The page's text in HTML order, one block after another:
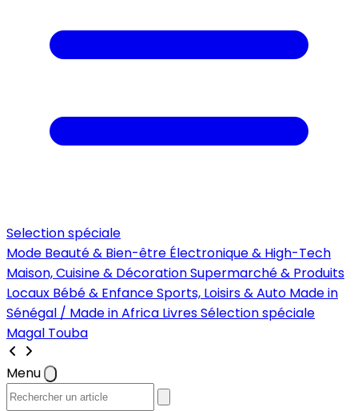
Selection spéciale
Mode Beauté & Bien-être Électronique & High-Tech
Maison, Cuisine & DécorationSupermarché & Produits
Locaux Bébé & EnfanceSports, Loisirs & Auto Made in
Sénégal / Made in Africa LivresSélection spéciale
Magal Touba
Menu